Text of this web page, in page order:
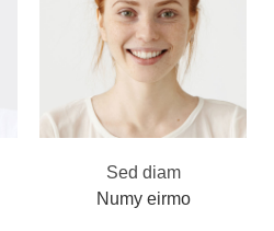
Sed diam
Numy eirmo